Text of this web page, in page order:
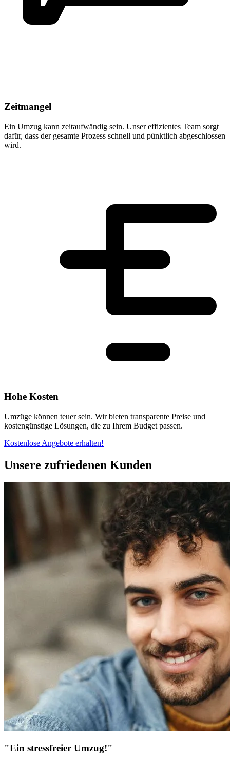
Zeitmangel
Ein Umzug kann zeitaufwändig sein. Unser effizientes Team sorgt
dafür, dass der gesamte Prozess schnell und pünktlich abgeschlossen
wird.
Hohe Kosten
Umzüge können teuer sein. Wir bieten transparente Preise und
kostengünstige Lösungen, die zu Ihrem Budget passen.
Kostenlose Angebote erhalten!
Unsere zufriedenen Kunden
"Ein stressfreier Umzug!"